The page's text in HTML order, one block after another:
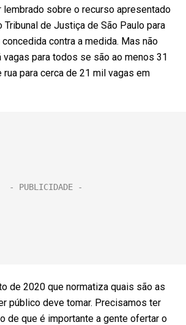
lembrado sobre o recurso apresentado
de Justiça de São Paulo para
contra a medida. Mas não
vagas para todos se são ao menos 31
para cerca de 21 mil vagas em
de 2020 que normatiza quais são as
público deve tomar. Precisamos ter
de que é importante a gente ofertar o